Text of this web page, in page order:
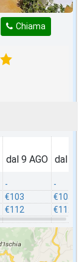
Chiama
dal 9 AGO
-
€103
€112
dal 16
-
€103
€112